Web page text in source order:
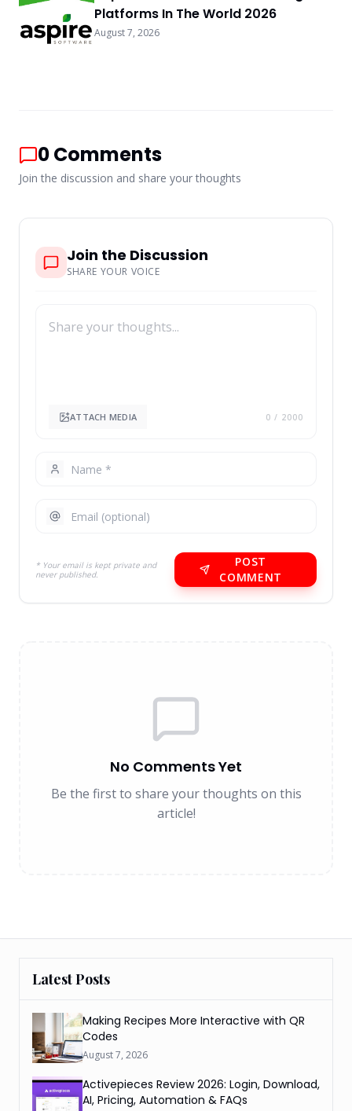
Platforms In The World 2026
August 7, 2026
0Comments
Join the discussion and share your thoughts
Join the Discussion
SHARE YOUR VOICE
ATTACH MEDIA 0 / 2000
* Your email is kept private and
never published.
POST
COMMENT
No Comments Yet
Be the first to share your thoughts on this
article!
Latest Posts
Making Recipes More Interactive with QR
Codes
August 7, 2026
Activepieces Review 2026: Login, Download,
AI, Pricing, Automation & FAQs